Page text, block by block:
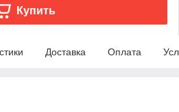
Купить
Доставка Оплата